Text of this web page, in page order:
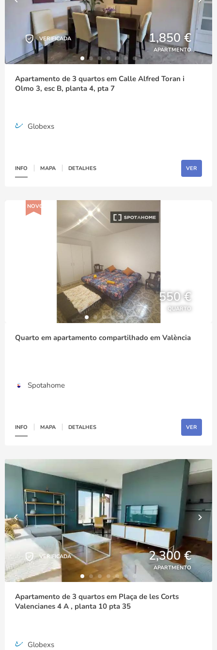
VERIFICADA 1,850 €
APARTMENTO
Apartamento de 3 quartos em Calle Alfred Toran i
Olmo 3, esc B, planta 4, pta 7
Globexs
INFO MAPA DETALHES VER
NOVO
550 €
QUARTO
Quarto em apartamento compartilhado em València
Spotahome
INFO MAPA DETALHES VER
VERIFICADA 2,300 €
APARTMENTO
Apartamento de 3 quartos em Plaça de les Corts
Valencianes 4 A , planta 10 pta 35
Globexs